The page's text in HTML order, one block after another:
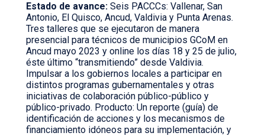
Estado de avance: Seis PACCCs: Vallenar, San
Antonio, El Quisco, Ancud, Valdivia y Punta Arenas.
Tres talleres que se ejecutaron de manera
presencial para técnicos de municipios GCoM en
Ancud mayo 2023 y online los días 18 y 25 de julio,
éste último “transmitiendo” desde Valdivia.
Impulsar a los gobiernos locales a participar en
distintos programas gubernamentales y otras
iniciativas de colaboración público-público y
público-privado. Producto: Un reporte (guía) de
identificación de acciones y los mecanismos de
financiamiento idóneos para su implementación, y